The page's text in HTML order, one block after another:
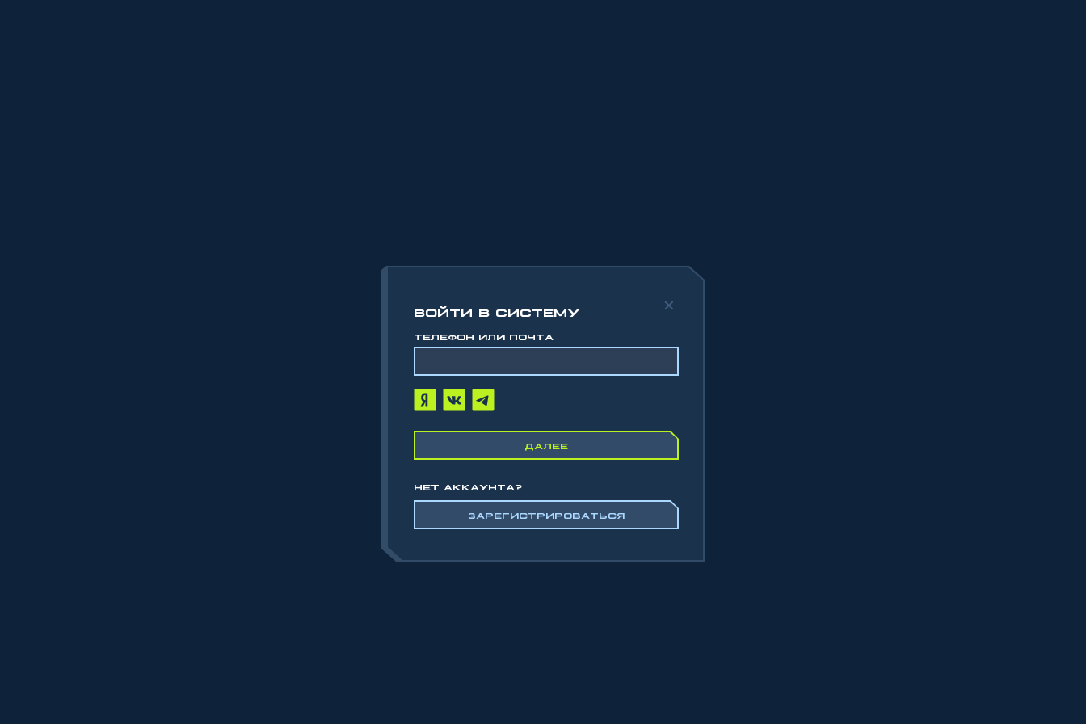
ВОЙТИ В СИСТЕМУ
ТЕЛЕФОН ИЛИ ПОЧТА
ДАЛЕЕ
НЕТ АККАУНТА?
ЗАРЕГИСТРИРОВАТЬСЯ